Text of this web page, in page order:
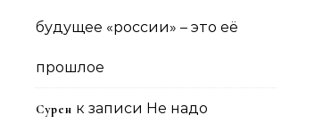
будущее «россии» – это её
прошлое
Сурен к записи Не надо